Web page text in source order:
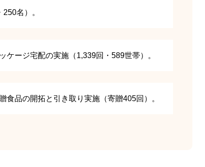
名）。
ケージ宅配の実施（1,339回・589世帯）。
食品の開拓と引き取り実施（寄贈405回）。